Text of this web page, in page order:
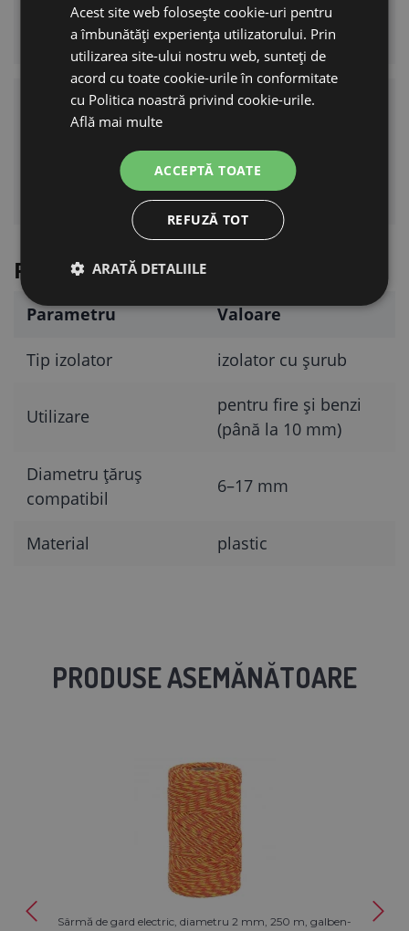
Conceput pentru conductori tip fir și bandă cu
lățimea de până la 10 mm.
Reglare ușoară a înălțimii
conductorului
Permite setarea simplă a înălțimii conductorului,
în funcție de nevoie.
Parametri tehnici
Parametru Valoare
Tip izolator izolator cu șurub
Utilizare
pentru fire și benzi
(până la 10 mm)
Diametru țăruș
compatibil
6–17 mm
Material plastic
PRODUSE ASEMĂNĂTOARE
Sârmă de gard electric, diametru 2 mm, 250 m, galben-
Acest site web folosește cookie-uri pentru
a îmbunătăți experiența utilizatorului. Prin
utilizarea site-ului nostru web, sunteți de
acord cu toate cookie-urile în conformitate
cu Politica noastră privind cookie-urile.
Află mai multe
ACCEPTĂ TOATE
REFUZĂ TOT
ARATĂ DETALIILE